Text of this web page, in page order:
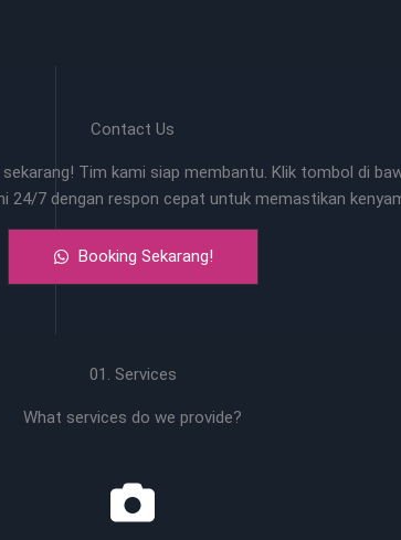
Contact Us
Tim kami siap membantu. Klik tombol di
24/7 dengan respon cepat untuk memastikan
Booking Sekarang!
01. Services
What services do we provide?